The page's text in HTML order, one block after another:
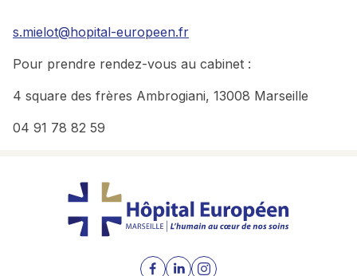
s.mielot@hopital-europeen.fr
Pour prendre rendez-vous au cabinet :
4 square des frères Ambrogiani, 13008 Marseille
04 91 78 82 59